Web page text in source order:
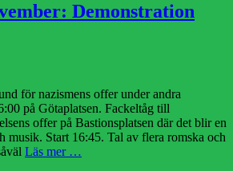
Demonstration
för nazismens offer under andra
på Götaplatsen. Fackeltåg till
offer på Bastionsplatsen där det blir en
musik. Start 16:45. Tal av flera romska och
Läs mer …